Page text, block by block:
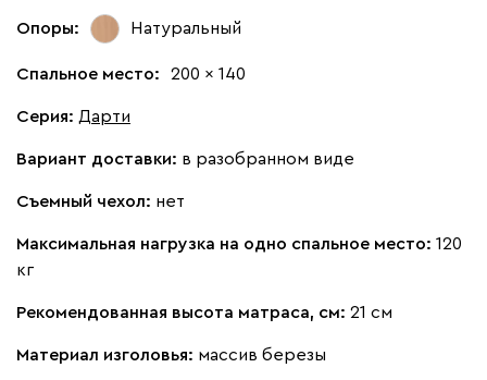
Опоры: Натуральный
Спальное место: 200 x 140
Серия: Дарти
Вариант доставки: в разобранном виде
Съемный чехол: нет
Максимальная нагрузка на одно спальное место: 120
кг
Рекомендованная высота матраса, см: 21 см
Материал изголовья: массив березы